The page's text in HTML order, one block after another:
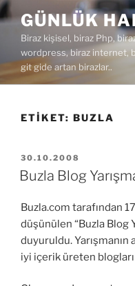
İçeriğe
geç
GÜNLÜK
Biraz kişisel, biraz Php,
wordpress, biraz internet,
git gide artan birazlar..
ETIKET: BUZLA
YAYIM
TARIHI
30.10.2008
Buzla Blog
Buzla.com tarafından
düşünülen “Buzla Blog
duyuruldu. Yarışmanın
iyi içerik üreten